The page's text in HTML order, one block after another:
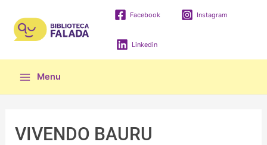
Facebook Instagram
Linkedin
Menu
VIVENDO BAURU